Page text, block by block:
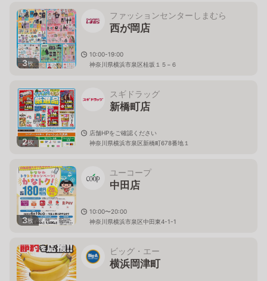
3枚
ファッションセンターしまむら
西が岡店
10:00-19:00
神奈川県横浜市泉区桂坂１５−６
2枚
スギドラッグ
新橋町店
店舗HPをご確認ください
神奈川県横浜市泉区新橋町678番地１
3枚
ユーコープ
中田店
10:00〜20:00
神奈川県横浜市泉区中田東4-1-1
ビッグ・エー
横浜岡津町